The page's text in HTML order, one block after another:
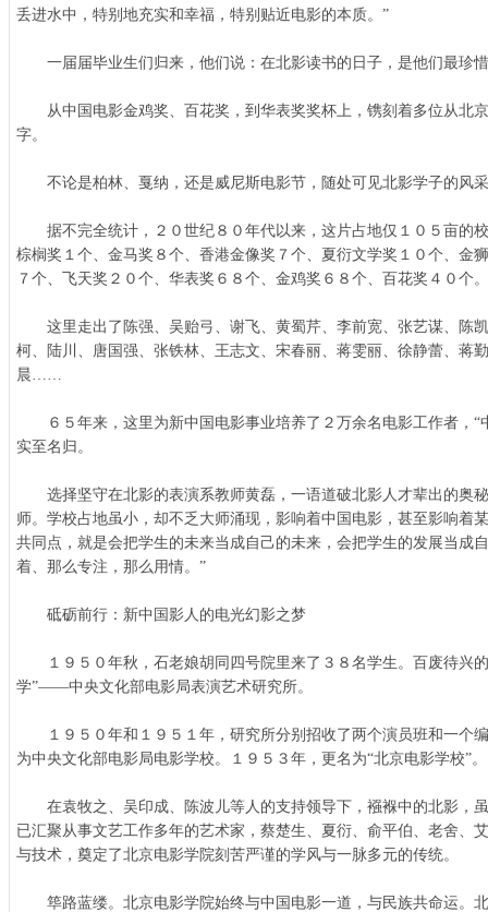
丢进水中，特别地充实和幸福，特别贴近电影的本质。”
一届届毕业生们归来，他们说：在北影读书的日子，是他们最珍
从中国电影金鸡奖、百花奖，到华表奖奖杯上，镌刻着多位从北
字。
不论是柏林、戛纳，还是威尼斯电影节，随处可见北影学子的风
据不完全统计，２０世纪８０年代以来，这片占地仅１０５亩的
棕榈奖１个、金马奖８个、香港金像奖７个、夏衍文学奖１０个、金
７个、飞天奖２０个、华表奖６８个、金鸡奖６８个、百花奖４０个。
这里走出了陈强、吴贻弓、谢飞、黄蜀芹、李前宽、张艺谋、陈
柯、陆川、唐国强、张铁林、王志文、宋春丽、蒋雯丽、徐静蕾、蒋
晨……
６５年来，这里为新中国电影事业培养了２万余名电影工作者，“
实至名归。
选择坚守在北影的表演系教师黄磊，一语道破北影人才辈出的奥
师。学校占地虽小，却不乏大师涌现，影响着中国电影，甚至影响着
共同点，就是会把学生的未来当成自己的未来，会把学生的发展当成
着、那么专注，那么用情。”
砥砺前行：新中国影人的电光幻影之梦
１９５０年秋，石老娘胡同四号院里来了３８名学生。百废待兴
学”——中央文化部电影局表演艺术研究所。
１９５０年和１９５１年，研究所分别招收了两个演员班和一个
为中央文化部电影局电影学校。１９５３年，更名为“北京电影学校”。
在袁牧之、吴印成、陈波儿等人的支持领导下，襁褓中的北影，
已汇聚从事文艺工作多年的艺术家，蔡楚生、夏衍、俞平伯、老舍、
与技术，奠定了北京电影学院刻苦严谨的学风与一脉多元的传统。
筚路蓝缕。北京电影学院始终与中国电影一道，与民族共命运。